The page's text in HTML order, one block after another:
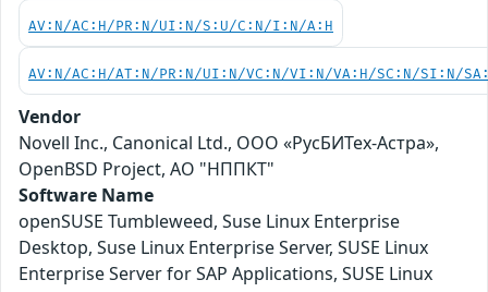
AV:N/AC:H/PR:N/UI:N/S:U/C:N/I:N/A:H
AV:N/AC:H/AT:N/PR:N/UI:N/VC:N/VI:N/VA:H/SC:N/SI:N/
Vendor
Novell Inc., Canonical Ltd., ООО «РусБИТех-Астра»,
OpenBSD Project, АО "НППКТ"
Software Name
openSUSE Tumbleweed, Suse Linux Enterprise
Desktop, Suse Linux Enterprise Server, SUSE Linux
Enterprise Server for SAP Applications, SUSE Linux